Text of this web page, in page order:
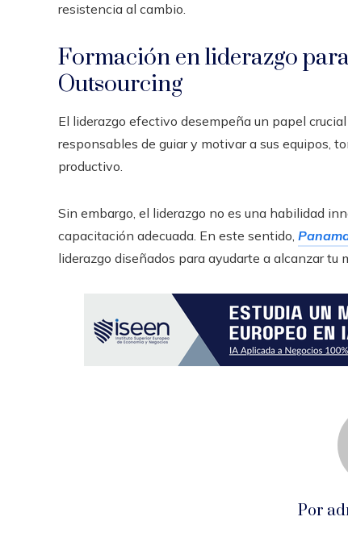
resistencia al cambio.
Formación en liderazgo
Outsourcing
El liderazgo efectivo desempeña un papel
responsables de guiar y motivar a sus equipos,
productivo.
Sin embargo, el liderazgo no es una habilidad
capacitación adecuada. En este sentido,
liderazgo diseñados para ayudarte a alcanzar
Por